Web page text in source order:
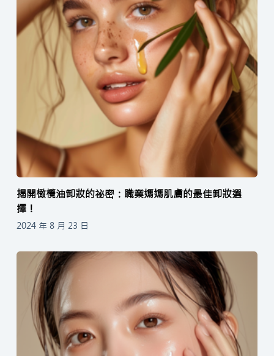
揭開橄欖油卸妝的祕密：職業媽媽肌膚的最佳卸妝選
擇！
2024 年 8 月 23 日